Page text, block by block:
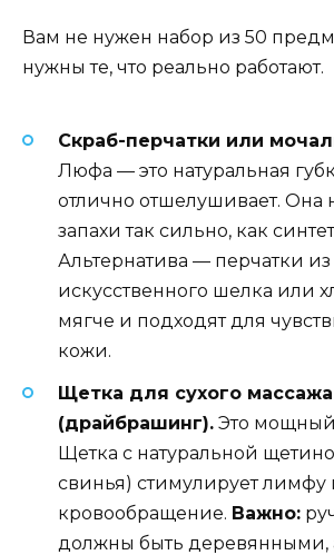
Вам не нужен набор из 50
нужны те, что реально работают.
Скраб-перчатки или
Люфа — это натуральная
отлично отшелушивает. Она
запахи так сильно, как
Альтернатива — перчатки из
искусственного шелка или
мягче и подходят для
кожи.
Щетка для сухого массажа
(драйбрашинг). Это мощный
Щетка с натуральной
свинья) стимулирует лимфу
кровообращение. Важно:
должны быть деревянными,